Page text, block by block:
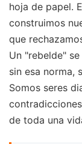
hoja de papel.
construimos
que
Un "rebelde"
sin esa norma,
Somos seres
de toda una